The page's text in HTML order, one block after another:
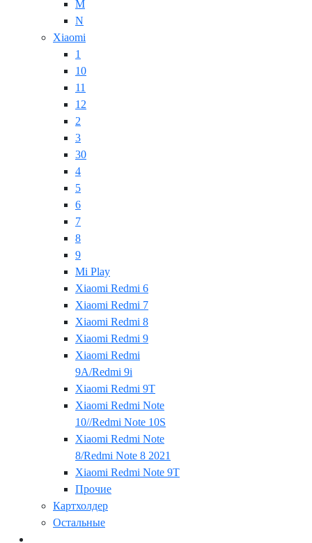
M
N
Xiaomi
1
10
11
12
2
3
30
4
5
6
7
8
9
Mi Play
Xiaomi Redmi 6
Xiaomi Redmi 7
Xiaomi Redmi 8
Xiaomi Redmi 9
Xiaomi Redmi
9A/Redmi 9i
Xiaomi Redmi 9T
Xiaomi Redmi Note
10//Redmi Note 10S
Xiaomi Redmi Note
8/Redmi Note 8 2021
Xiaomi Redmi Note 9T
Прочие
Картхолдер
Остальные